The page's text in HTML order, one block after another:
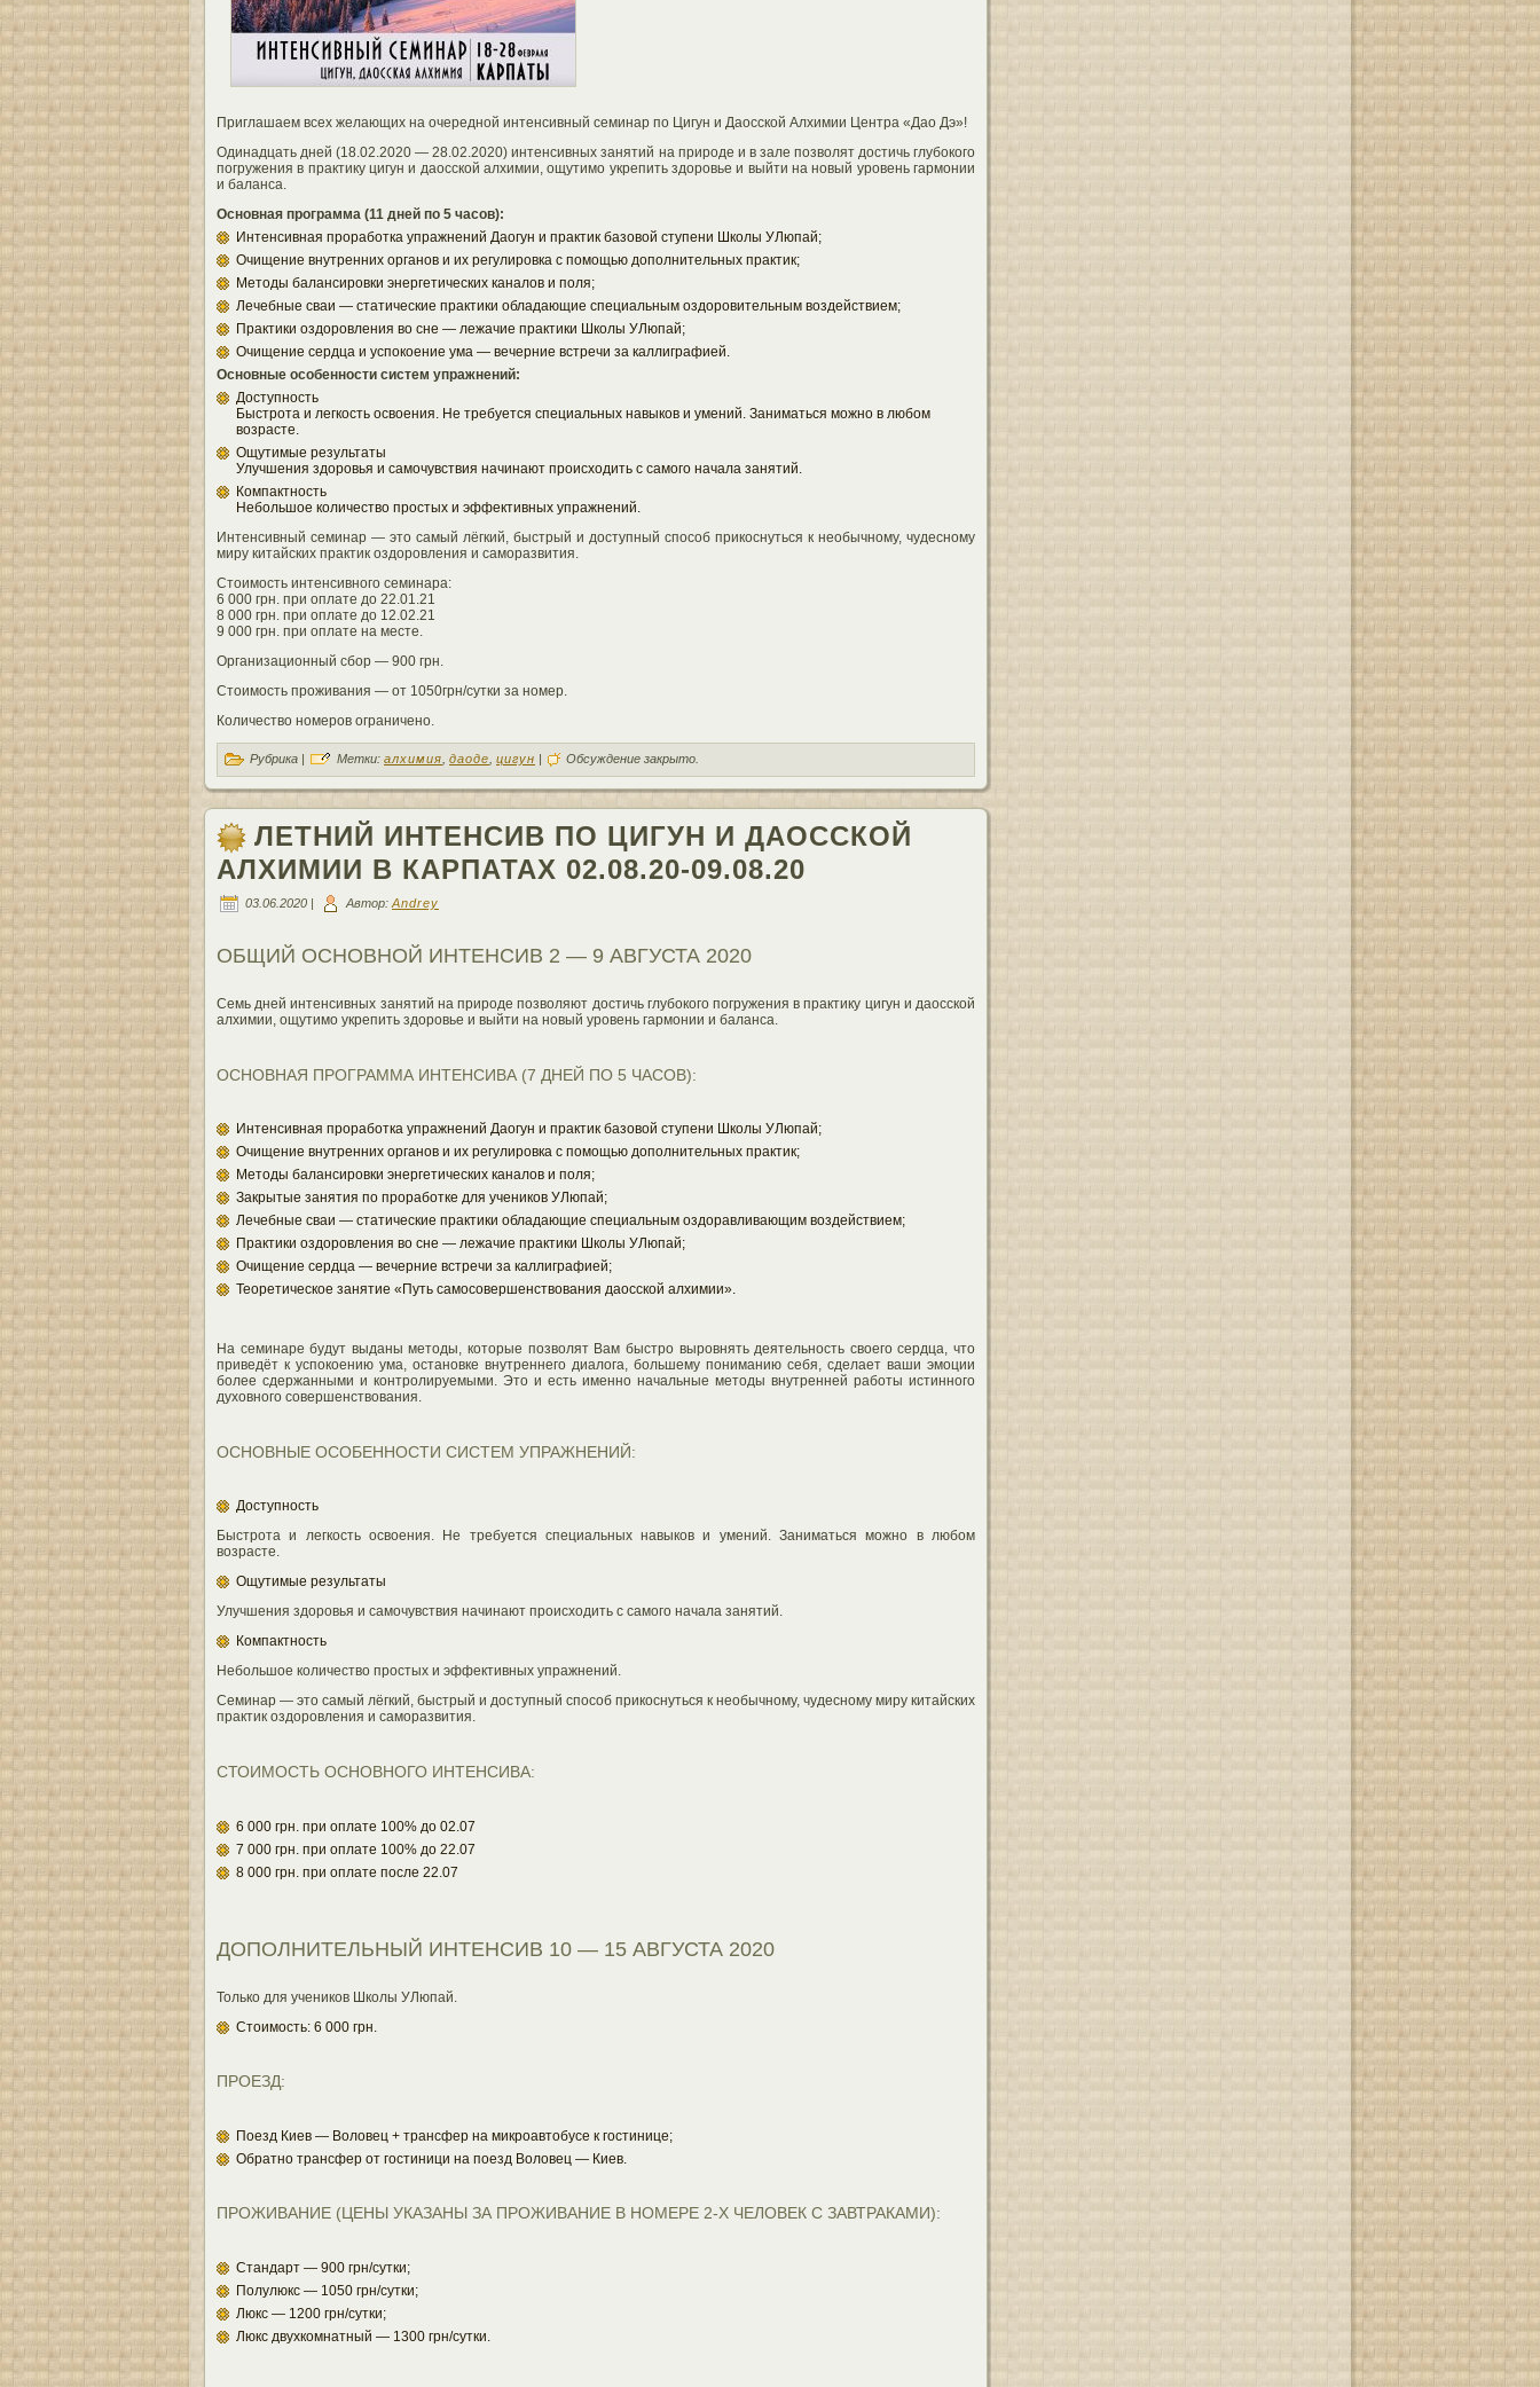
Приглашаем всех желающих на очередной интенсивный семинар по Цигун и Даосской Алхимии Центра «Дао Дэ»!
Одинадцать дней (18.02.2020 — 28.02.2020) интенсивных занятий на природе и в зале позволят достичь глубокого
погружения в практику цигун и даосской алхимии, ощутимо укрепить здоровье и выйти на новый уровень гармонии
и баланса.
Основная программа (11 дней по 5 часов):
Интенсивная проработка упражнений Даогун и практик базовой ступени Школы УЛюпай;
Очищение внутренних органов и их регулировка с помощью дополнительных практик;
Методы балансировки энергетических каналов и поля;
Лечебные сваи — статические практики обладающие специальным оздоровительным воздействием;
Практики оздоровления во сне — лежачие практики Школы УЛюпай;
Очищение сердца и успокоение ума — вечерние встречи за каллиграфией.
Основные особенности систем упражнений:
Доступность
Быстрота и легкость освоения. Не требуется специальных навыков и умений. Заниматься можно в любом
возрасте.
Ощутимые результаты
Улучшения здоровья и самочувствия начинают происходить с самого начала занятий.
Компактность
Небольшое количество простых и эффективных упражнений.
Интенсивный семинар — это самый лёгкий, быстрый и доступный способ прикоснуться к необычному, чудесному
миру китайских практик оздоровления и саморазвития.
Стоимость интенсивного семинара:
6 000 грн. при оплате до 22.01.21
8 000 грн. при оплате до 12.02.21
9 000 грн. при оплате на месте.
Организационный сбор — 900 грн.
Стоимость проживания — от 1050грн/сутки за номер.
Количество номеров ограничено.
Рубрика | Метки: алхимия даоде цигун | Обсуждение закрыто.
ЛЕТНИЙ ИНТЕНСИВ ПО ЦИГУН И ДАОССКОЙ
АЛХИМИИ В КАРПАТАХ 02.08.20-09.08.20
03.06.2020 | Автор: Andrey
ОБЩИЙ ОСНОВНОЙ ИНТЕНСИВ 2 — 9 АВГУСТА 2020
Семь дней интенсивных занятий на природе позволяют достичь глубокого погружения в практику цигун и даосской
алхимии, ощутимо укрепить здоровье и выйти на новый уровень гармонии и баланса.
ОСНОВНАЯ ПРОГРАММА ИНТЕНСИВА (7 ДНЕЙ ПО 5 ЧАСОВ):
Интенсивная проработка упражнений Даогун и практик базовой ступени Школы УЛюпай;
Очищение внутренних органов и их регулировка с помощью дополнительных практик;
Методы балансировки энергетических каналов и поля;
Закрытые занятия по проработке для учеников УЛюпай;
Лечебные сваи — статические практики обладающие специальным оздоравливающим воздействием;
Практики оздоровления во сне — лежачие практики Школы УЛюпай;
Очищение сердца — вечерние встречи за каллиграфией;
Теоретическое занятие «Путь самосовершенствования даосской алхимии».
На семинаре будут выданы методы, которые позволят Вам быстро выровнять деятельность своего сердца, что
приведёт к успокоению ума, остановке внутреннего диалога, большему пониманию себя, сделает ваши эмоции
более сдержанными и контролируемыми. Это и есть именно начальные методы внутренней работы истинного
духовного совершенствования.
ОСНОВНЫЕ ОСОБЕННОСТИ СИСТЕМ УПРАЖНЕНИЙ:
Доступность
Быстрота и легкость освоения. Не требуется специальных навыков и умений. Заниматься можно в любом
возрасте.
Ощутимые результаты
Улучшения здоровья и самочувствия начинают происходить с самого начала занятий.
Компактность
Небольшое количество простых и эффективных упражнений.
Семинар — это самый лёгкий, быстрый и доступный способ прикоснуться к необычному, чудесному миру китайских
практик оздоровления и саморазвития.
СТОИМОСТЬ ОСНОВНОГО ИНТЕНСИВА:
6 000 грн. при оплате 100% до 02.07
7 000 грн. при оплате 100% до 22.07
8 000 грн. при оплате после 22.07
ДОПОЛНИТЕЛЬНЫЙ ИНТЕНСИВ 10 — 15 АВГУСТА 2020
Только для учеников Школы УЛюпай.
Cтоимость: 6 000 грн.
ПРОЕЗД:
Поезд Киев — Воловец + трансфер на микроавтобусе к гостинице;
Обратно трансфер от гостиници на поезд Воловец — Киев.
ПРОЖИВАНИЕ (ЦЕНЫ УКАЗАНЫ ЗА ПРОЖИВАНИЕ В НОМЕРЕ 2-Х ЧЕЛОВЕК С ЗАВТРАКАМИ):
Стандарт — 900 грн/сутки;
Полулюкс — 1050 грн/сутки;
Люкс — 1200 грн/сутки;
Люкс двухкомнатный — 1300 грн/сутки.